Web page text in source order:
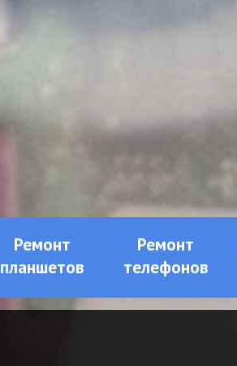
Ремонт
планшетов
Ремонт
телефонов